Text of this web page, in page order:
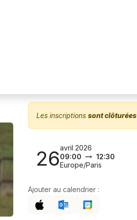
Les inscriptions sont clôturées
26avril 2026
09:00
12:30
Europe/Paris
Ajouter au calendrier :